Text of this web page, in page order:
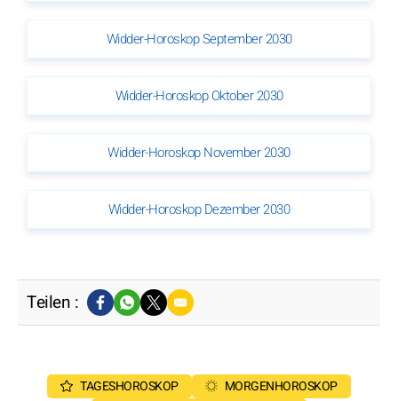
Widder-Horoskop September 2030
Widder-Horoskop Oktober 2030
Widder-Horoskop November 2030
Widder-Horoskop Dezember 2030
Teilen :
TAGESHOROSKOP
MORGENHOROSKOP